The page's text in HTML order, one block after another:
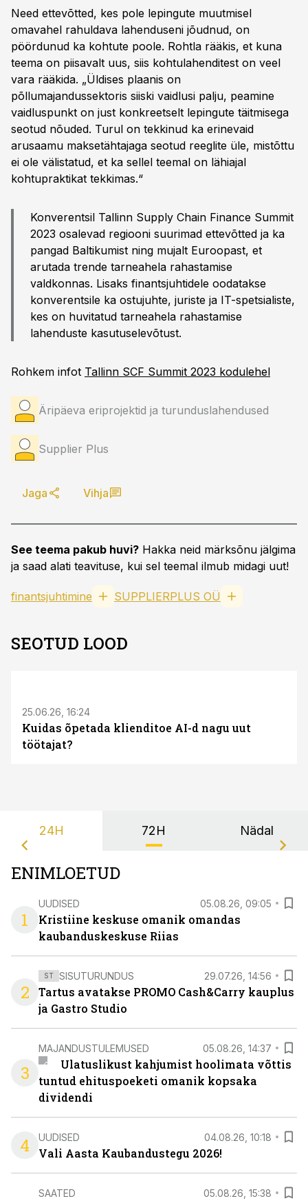
Need ettevõtted, kes pole lepingute muutmisel
omavahel rahuldava lahenduseni jõudnud, on
pöördunud ka kohtute poole. Rohtla rääkis, et kuna
teema on piisavalt uus, siis kohtulahenditest on veel
vara rääkida. „Üldises plaanis on
põllumajandussektoris siiski vaidlusi palju, peamine
vaidluspunkt on just konkreetselt lepingute täitmisega
seotud nõuded. Turul on tekkinud ka erinevaid
arusaamu maksetähtajaga seotud reeglite üle, mistõttu
ei ole välistatud, et ka sellel teemal on lähiajal
kohtupraktikat tekkimas.“
Konverentsil Tallinn Supply Chain Finance Summit
2023 osalevad regiooni suurimad ettevõtted ja ka
pangad Baltikumist ning mujalt Euroopast, et
arutada trende tarneahela rahastamise
valdkonnas. Lisaks finantsjuhtidele oodatakse
konverentsile ka ostujuhte, juriste ja IT-spetsialiste,
kes on huvitatud tarneahela rahastamise
lahenduste kasutuselevõtust.
Rohkem infot Tallinn SCF Summit 2023 kodulehel
Äripäeva eriprojektid ja turunduslahendused
Supplier Plus
Jaga Vihja
See teema pakub huvi? Hakka neid märksõnu jälgima
ja saad alati teavituse, kui sel teemal ilmub midagi uut!
finantsjuhtimine SUPPLIERPLUS OÜ
SEOTUD LOOD
25.06.26, 16:24
Kuidas õpetada klienditoe AI-d nagu uut
töötajat?
24H 72H Nädal
ENIMLOETUD
1
UUDISED 05.08.26, 09:05
Kristiine keskuse omanik omandas
kaubanduskeskuse Riias
2
ST SISUTURUNDUS 29.07.26, 14:56
Tartus avatakse PROMO Cash&Carry kauplus
ja Gastro Studio
3
MAJANDUSTULEMUSED 05.08.26, 14:37
Ulatuslikust kahjumist hoolimata võttis
tuntud ehituspoeketi omanik kopsaka
dividendi
4 UUDISED 04.08.26, 10:18
Vali Aasta Kaubandustegu 2026!
SAATED 05.08.26, 15:38